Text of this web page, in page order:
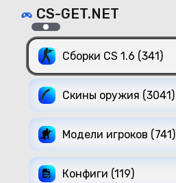
CS-GET.NET
Сборки CS 1.6 (341)
Скины оружия (3041)
Модели игроков (741)
Конфиги (119)